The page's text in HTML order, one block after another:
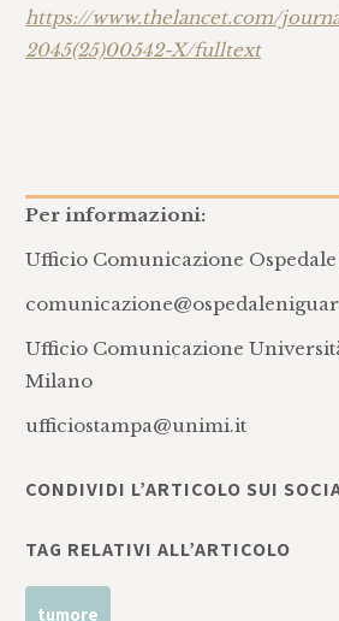
https://www.thelancet.com/
2045(25)00542-X/fulltext
Per informazioni:
Ufficio Comunicazione
Ufficio Comunicazione
Milano
ufficiostampa@unimi.it
CONDIVIDI L’ARTICOLO SUI
TAG RELATIVI ALL’ARTICOLO
tumore